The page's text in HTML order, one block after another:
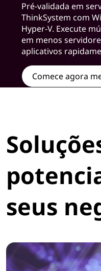
Pré-validada em
ThinkSystem com
Hyper-V. Execute
em menos
aplicativos
Comece agora
seus